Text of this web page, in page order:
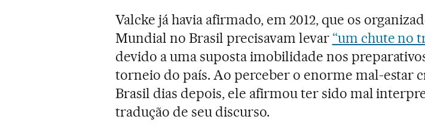
Valcke já havia afirmado, em 2012, que os
Mundial no Brasil precisavam levar “um chute no
devido a uma suposta imobilidade nos
torneio do país. Ao perceber o enorme mal-estar
Brasil dias depois, ele afirmou ter sido mal
tradução de seu discurso.